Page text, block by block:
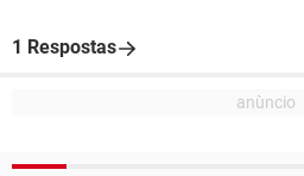
1 Respostas